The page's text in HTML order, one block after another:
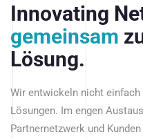
Innovating
gemeinsam
Lösung.
Wir entwickeln nicht
Lösungen. Im engen
Partnernetzwerk und